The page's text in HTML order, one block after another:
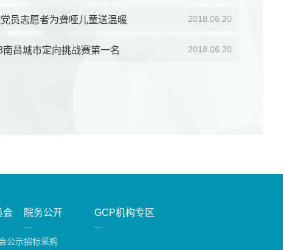
员志愿者为聋哑儿童送温暖 2018.06.20
昌城市定向挑战赛第一名 2018.06.20
会
公示
院务公开
招标采购
GCP机构专区